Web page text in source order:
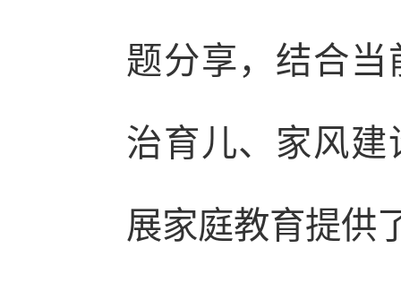
题分享，结合
治育儿、家风
展家庭教育提供